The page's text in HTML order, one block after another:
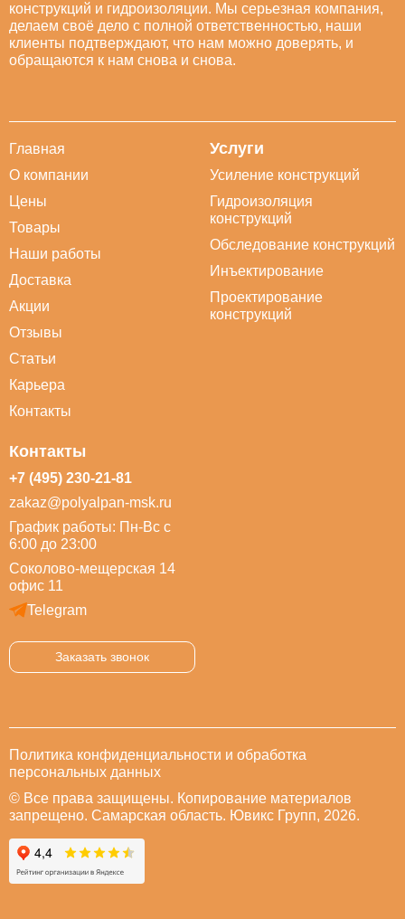
конструкций и гидроизоляции. Мы серьезная компания,
делаем своё дело с полной ответственностью, наши
клиенты подтверждают, что нам можно доверять, и
обращаются к нам снова и снова.
Главная
О компании
Цены
Товары
Наши работы
Доставка
Акции
Отзывы
Статьи
Карьера
Контакты
Услуги
Усиление конструкций
Гидроизоляция
конструкций
Обследование конструкций
Инъектирование
Проектирование
конструкций
Контакты
+7 (495) 230-21-81
zakaz@polyalpan-msk.ru
График работы: Пн-Вс с
6:00 до 23:00
Соколово-мещерская 14
офис 11
Telegram
Заказать звонок
Политика конфиденциальности и обработка
персональных данных
© Все права защищены. Копирование материалов
запрещено. Самарская область. Ювикс Групп, 2026.